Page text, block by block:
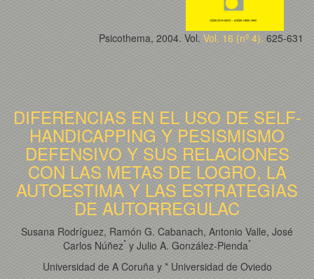
Psicothema, 2004. Vol. Vol. 16 (nº 4). 625-631
DIFERENCIAS EN EL USO DE SELF-
HANDICAPPING Y PESISMISMO
DEFENSIVO Y SUS RELACIONES
CON LAS METAS DE LOGRO, LA
AUTOESTIMA Y LAS ESTRATEGIAS
DE AUTORREGULAC
Susana Rodríguez, Ramón G. Cabanach, Antonio Valle, José
Carlos Núñez* y Julio A. González-Pienda*
Universidad de A Coruña y * Universidad de Oviedo